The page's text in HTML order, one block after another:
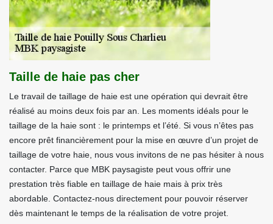
Taille de haie pas cher
Le travail de taillage de haie est une opération qui devrait être
réalisé au moins deux fois par an. Les moments idéals pour le
taillage de la haie sont : le printemps et l’été. Si vous n’êtes pas
encore prêt financièrement pour la mise en œuvre d’un projet de
taillage de votre haie, nous vous invitons de ne pas hésiter à nous
contacter. Parce que MBK paysagiste peut vous offrir une
prestation très fiable en taillage de haie mais à prix très
abordable. Contactez-nous directement pour pouvoir réserver
dès maintenant le temps de la réalisation de votre projet.